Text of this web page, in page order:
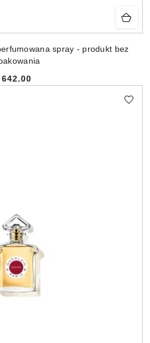
spray - produkt bez
Cena:
642.00